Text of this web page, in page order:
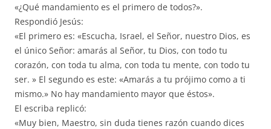
«¿Qué mandamiento es el primero de todos?».
Respondió Jesús:
«El primero es: «Escucha, Israel, el Señor, nuestro Dios, es
el único Señor: amarás al Señor, tu Dios, con todo tu
corazón, con toda tu alma, con toda tu mente, con todo tu
ser. » El segundo es este: «Amarás a tu prójimo como a ti
mismo.» No hay mandamiento mayor que éstos».
El escriba replicó:
«Muy bien, Maestro, sin duda tienes razón cuando dices